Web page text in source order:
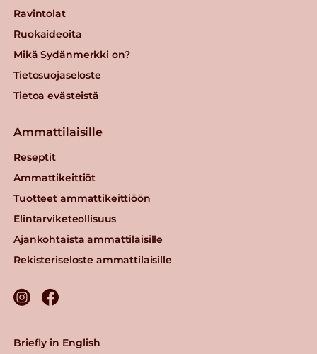
Ravintolat
Ruokaideoita
Mikä Sydänmerkki on?
Tietosuojaseloste
Tietoa evästeistä
Ammattilaisille
Reseptit
Ammattikeittiöt
Tuotteet ammattikeittiöön
Elintarviketeollisuus
Ajankohtaista ammattilaisille
Rekisteriseloste ammattilaisille
Briefly in English